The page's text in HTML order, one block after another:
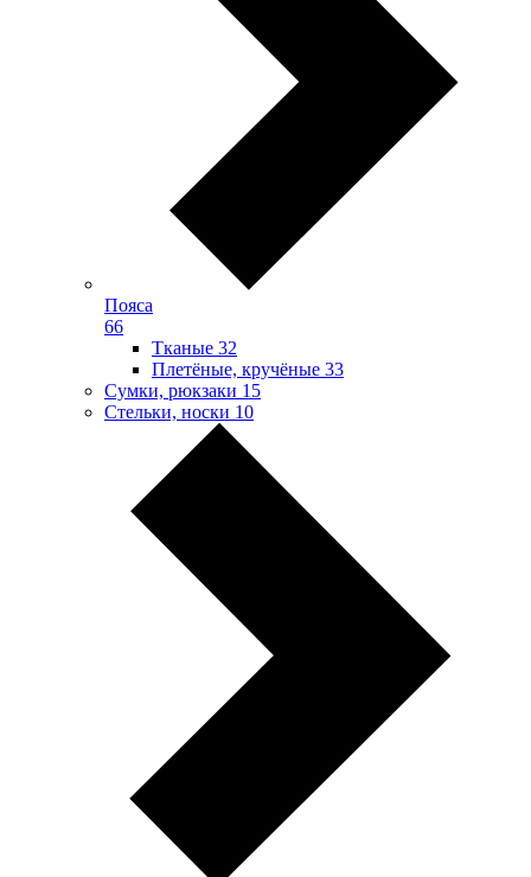
Пояса
66
Тканые 32
Плетёные, кручёные 33
Сумки, рюкзаки 15
Стельки, носки 10